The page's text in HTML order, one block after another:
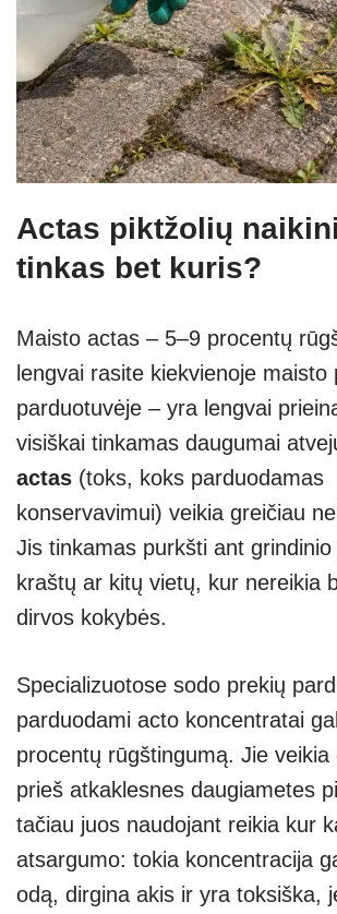
Actas piktžolių
tinkas bet kuris?
Maisto actas – 5–9 procentų
lengvai rasite kiekvienoje maisto
parduotuvėje – yra lengvai
visiškai tinkamas daugumai
actas (toks, koks parduodamas
konservavimui) veikia greičiau
Jis tinkamas purkšti ant
kraštų ar kitų vietų, kur nereikia
dirvos kokybės.
Specializuotose sodo prekių
parduodami acto koncentratai
procentų rūgštingumą. Jie
prieš atkaklesnes daugiametes
tačiau juos naudojant reikia kur
atsargumo: tokia koncentracija
odą, dirgina akis ir yra toksiška,